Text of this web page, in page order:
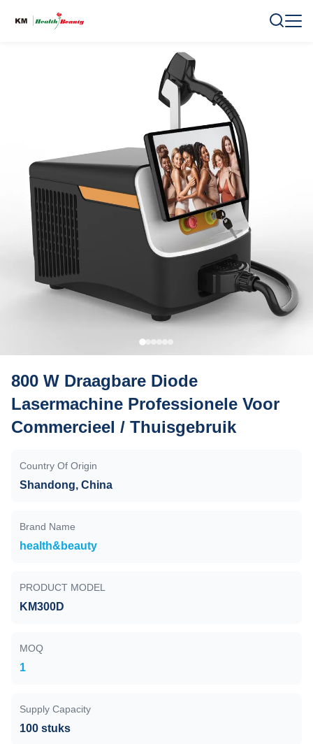
800 W Draagbare Diode
Lasermachine Professionele Voor
Commercieel / Thuisgebruik
Country Of Origin
Shandong, China
Brand Name
health&beauty
PRODUCT MODEL
KM300D
MOQ
1
Supply Capacity
100 stuks